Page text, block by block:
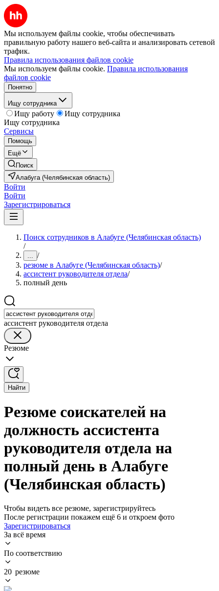
Мы используем файлы cookie, чтобы обеспечивать
правильную работу нашего веб-сайта и анализировать сетевой
трафик.
Правила использования файлов cookie
Мы используем файлы cookie. Правила использования
файлов cookie
Понятно
Ищу сотрудника
Ищу работу
Ищу сотрудника
Ищу сотрудника
Сервисы
Помощь
Ещё
Поиск
Алабуга (Челябинская область)
Войти
Войти
Зарегистрироваться
Поиск сотрудников в Алабуге (Челябинская область)
/
... /
резюме в Алабуге (Челябинская область)/
ассистент руководителя отдела/
полный день
ассистент руководителя отдела
Резюме
Найти
Резюме соискателей на
должность ассистента
руководителя отдела на
полный день в Алабуге
(Челябинская область)
Чтобы видеть все резюме, зарегистрируйтесь
После регистрации покажем ещё 6 и откроем фото
Зарегистрироваться
За всё время
По соответствию
20 резюме